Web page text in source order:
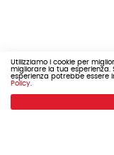
PANNELLO ANTERIORE
Utilizziamo i cookie per
migliorare la tua esperienza.
esperienza potrebbe essere
Policy.